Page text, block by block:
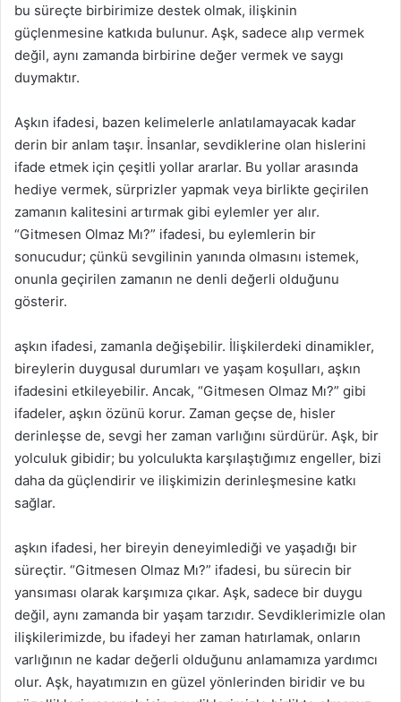
bu süreçte birbirimize destek olmak, ilişkinin
güçlenmesine katkıda bulunur. Aşk, sadece alıp vermek
değil, aynı zamanda birbirine değer vermek ve saygı
duymaktır.
Aşkın ifadesi, bazen kelimelerle anlatılamayacak kadar
derin bir anlam taşır. İnsanlar, sevdiklerine olan hislerini
ifade etmek için çeşitli yollar ararlar. Bu yollar arasında
hediye vermek, sürprizler yapmak veya birlikte geçirilen
zamanın kalitesini artırmak gibi eylemler yer alır.
“Gitmesen Olmaz Mı?” ifadesi, bu eylemlerin bir
sonucudur; çünkü sevgilinin yanında olmasını istemek,
onunla geçirilen zamanın ne denli değerli olduğunu
gösterir.
aşkın ifadesi, zamanla değişebilir. İlişkilerdeki dinamikler,
bireylerin duygusal durumları ve yaşam koşulları, aşkın
ifadesini etkileyebilir. Ancak, “Gitmesen Olmaz Mı?” gibi
ifadeler, aşkın özünü korur. Zaman geçse de, hisler
derinleşse de, sevgi her zaman varlığını sürdürür. Aşk, bir
yolculuk gibidir; bu yolculukta karşılaştığımız engeller, bizi
daha da güçlendirir ve ilişkimizin derinleşmesine katkı
sağlar.
aşkın ifadesi, her bireyin deneyimlediği ve yaşadığı bir
süreçtir. “Gitmesen Olmaz Mı?” ifadesi, bu sürecin bir
yansıması olarak karşımıza çıkar. Aşk, sadece bir duygu
değil, aynı zamanda bir yaşam tarzıdır. Sevdiklerimizle olan
ilişkilerimizde, bu ifadeyi her zaman hatırlamak, onların
varlığının ne kadar değerli olduğunu anlamamıza yardımcı
olur. Aşk, hayatımızın en güzel yönlerinden biridir ve bu